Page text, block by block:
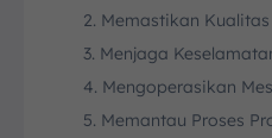
2. Memastikan
3. Menjaga
4. Mengoperasikan
5. Memantau Proses